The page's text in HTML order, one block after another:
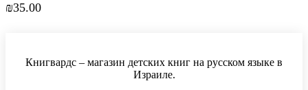
₪35.00
Книгвардс – магазин детских книг на русском языке в
Израиле.